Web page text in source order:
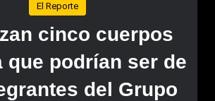
El Reporte
cinco cuerpos
que podrían ser de
del Grupo